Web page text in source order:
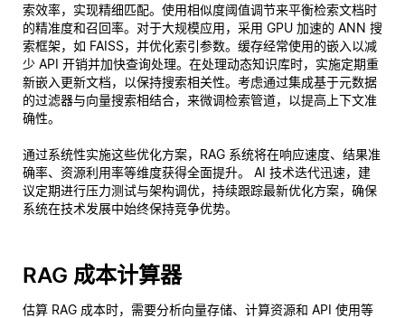
索效率，实现精细匹配。使用相似度阈值调节来平衡检索文档时
的精准度和召回率。对于大规模应用，采用 GPU 加速的 ANN 搜
索框架，如 FAISS，并优化索引参数。缓存经常使用的嵌入以减
少 API 开销并加快查询处理。在处理动态知识库时，实施定期重
新嵌入更新文档，以保持搜索相关性。考虑通过集成基于元数据
的过滤器与向量搜索相结合，来微调检索管道，以提高上下文准
确性。
通过系统性实施这些优化方案，RAG 系统将在响应速度、结果准
确率、资源利用率等维度获得全面提升。 AI 技术迭代迅速，建
议定期进行压力测试与架构调优，持续跟踪最新优化方案，确保
系统在技术发展中始终保持竞争优势。
RAG 成本计算器
估算 RAG 成本时，需要分析向量存储、计算资源和 API 使用等